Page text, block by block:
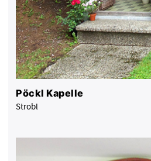
Pöckl Kapelle
Strobl